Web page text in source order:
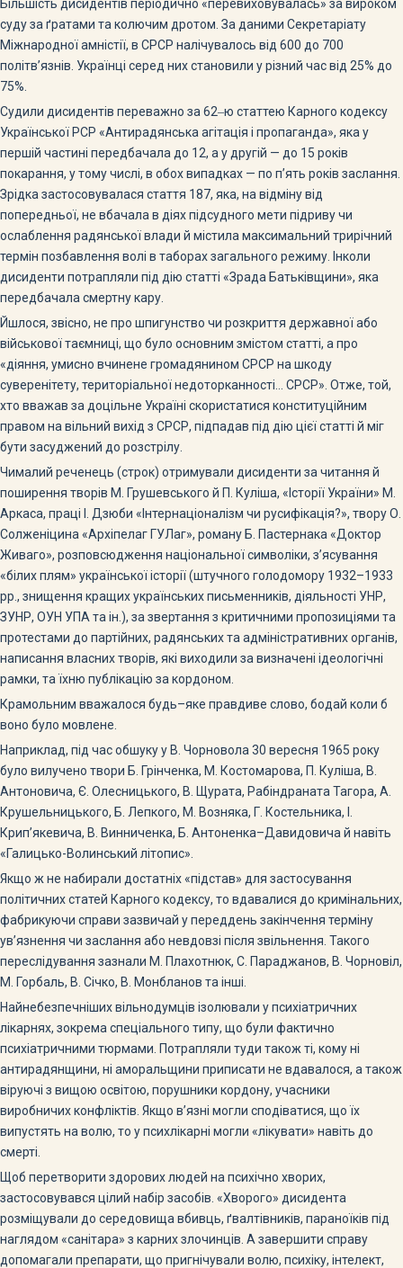
Більшість дисидентів періодично «перевиховувалась» за вироком
суду за ґратами та колючим дротом. За даними Секретаріату
Міжнародної амністії, в СРСР налічувалось від 600 до 700
політв’язнів. Українці серед них становили у різний час від 25% до
75%.
Судили дисидентів переважно за 62‒ю статтею Карного кодексу
Української РСР «Антирадянська агітація і пропаганда», яка у
першій частині передбачала до 12, а у другій — до 15 років
покарання, у тому числі, в обох випадках — по п’ять років заслання.
Зрідка застосовувалася стаття 187, яка, на відміну від
попередньої, не вбачала в діях підсудного мети підриву чи
ослаблення радянської влади й містила максимальний трирічний
термін позбавлення волі в таборах загального режиму. Інколи
дисиденти потрапляли під дію статті «Зрада Батьківщини», яка
передбачала смертну кару.
Йшлося, звісно, не про шпигунство чи розкриття державної або
військової таємниці, що було основним змістом статті, а про
«діяння, умисно вчинене громадянином СРСР на шкоду
суверенітету, територіальної недоторканності… СРСР». Отже, той,
хто вважав за доцільне Україні скористатися конституційним
правом на вільний вихід з СРСР, підпадав під дію цієї статті й міг
бути засуджений до розстрілу.
Чималий реченець (строк) отримували дисиденти за читання й
поширення творів М. Грушевського й П. Куліша, «Історії України» М.
Аркаса, праці І. Дзюби «Інтернаціоналізм чи русифікація?», твору О.
Солженіцина «Архіпелаг ГУЛаг», роману Б. Пастернака «Доктор
Живаго», розповсюдження національної символіки, з’ясування
«білих плям» української історії (штучного голодомору 1932–1933
рр., знищення кращих українських письменників, діяльності УНР,
ЗУНР, ОУН УПА та ін.), за звертання з критичними пропозиціями та
протестами до партійних, радянських та адміністративних органів,
написання власних творів, які виходили за визначені ідеологічні
рамки, та їхню публікацію за кордоном.
Крамольним вважалося будь–яке правдиве слово, бодай коли б
воно було мовлене.
Наприклад, під час обшуку у В. Чорновола 30 вересня 1965 року
було вилучено твори Б. Грінченка, М. Костомарова, П. Куліша, В.
Антоновича, Є. Олесницького, В. Щурата, Рабіндраната Тагора, А.
Крушельницького, Б. Лепкого, М. Возняка, Г. Костельника, І.
Крип’якевича, В. Винниченка, Б. Антоненка–Давидовича й навіть
«Галицько-Волинський літопис».
Якщо ж не набирали достатніх «підстав» для застосування
політичних статей Карного кодексу, то вдавалися до кримінальних,
фабрикуючи справи зазвичай у переддень закінчення терміну
ув’язнення чи заслання або невдовзі після звільнення. Такого
переслідування зазнали М. Плахотнюк, С. Параджанов, В. Чорновіл,
М. Горбаль, В. Січко, В. Монбланов та інші.
Найнебезпечніших вільнодумців ізолювали у психіатричних
лікарнях, зокрема спеціального типу, що були фактично
психіатричними тюрмами. Потрапляли туди також ті, кому ні
антирадянщини, ні аморальщини приписати не вдавалося, а також
віруючі з вищою освітою, порушники кордону, учасники
виробничих конфліктів. Якщо в’язні могли сподіватися, що їх
випустять на волю, то у психлікарні могли «лікувати» навіть до
смерті.
Щоб перетворити здорових людей на психічно хворих,
застосовувався цілий набір засобів. «Хворого» дисидента
розміщували до середовища вбивць, ґвалтівників, параноїків під
наглядом «санітара» з карних злочинців. А завершити справу
допомагали препарати, що пригнічували волю, психіку, інтелект,